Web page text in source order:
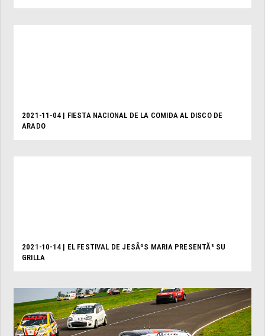
2021-11-04 | FIESTA NACIONAL DE LA COMIDA AL DISCO DE
ARADO
2021-10-14 | EL FESTIVAL DE JESÃºS MARIA PRESENTÃ³ SU
GRILLA